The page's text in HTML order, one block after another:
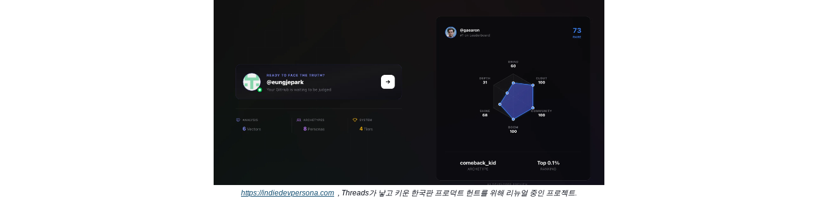
https://indiedevpersona.com , Threads가 낳고 키운 한국판 프로덕트 헌트를 위해 리뉴얼 중인 프로젝트.